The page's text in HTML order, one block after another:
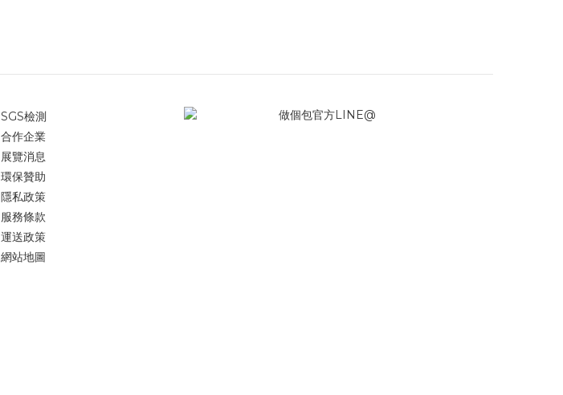
SGS檢測
合作企業
展覽消息
環保贊助
隱私政策
服務條款
運送政策
網站地圖